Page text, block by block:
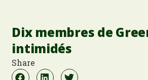
Dix membres de
intimidés
Share